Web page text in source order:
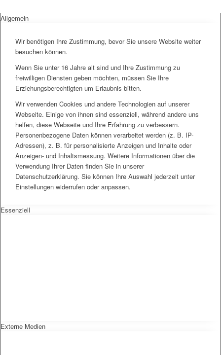
Allgemein
Wir benötigen Ihre Zustimmung, bevor Sie unsere Website weiter
besuchen können.
Wenn Sie unter 16 Jahre alt sind und Ihre Zustimmung zu
freiwilligen Diensten geben möchten, müssen Sie Ihre
Erziehungsberechtigten um Erlaubnis bitten.
Wir verwenden Cookies und andere Technologien auf unserer
Webseite. Einige von ihnen sind essenziell, während andere uns
helfen, diese Webseite und Ihre Erfahrung zu verbessern.
Personenbezogene Daten können verarbeitet werden (z. B. IP-
Adressen), z. B. für personalisierte Anzeigen und Inhalte oder
Anzeigen- und Inhaltsmessung. Weitere Informationen über die
Verwendung Ihrer Daten finden Sie in unserer
Datenschutzerklärung. Sie können Ihre Auswahl jederzeit unter
Einstellungen widerrufen oder anpassen.
Essenziell
Externe Medien